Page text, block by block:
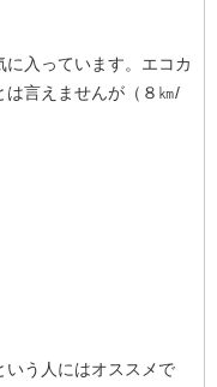
入っています。エコカ
は言えませんが（８㎞/
いう人にはオススメで